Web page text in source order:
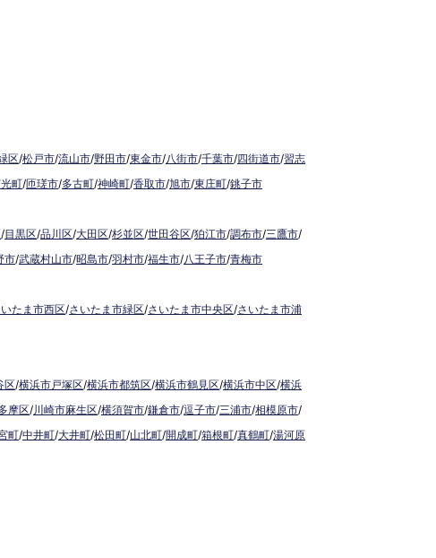
区/松戸市/流山市/野田市/東金市/八街市/千葉市/四街道市/習志
町/匝瑳市/多古町/神崎町/香取市/旭市/東庄町/銚子市
/目黒区/品川区/大田区/杉並区/世田谷区/狛江市/調布市/三鷹市/
市/武蔵村山市/昭島市/羽村市/福生市/八王子市/青梅市
たま市西区/さいたま市緑区/さいたま市中央区/さいたま市浦
区/横浜市戸塚区/横浜市都筑区/横浜市鶴見区/横浜市中区/横浜
摩区/川崎市麻生区/横須賀市/鎌倉市/逗子市/三浦市/相模原市/
町/中井町/大井町/松田町/山北町/開成町/箱根町/真鶴町/湯河原